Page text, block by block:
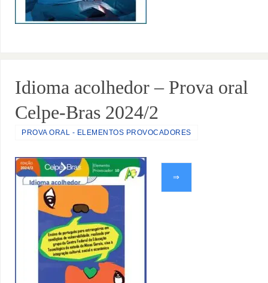
Idioma acolhedor – Prova oral
Celpe-Bras 2024/2
PROVA ORAL - ELEMENTOS PROVOCADORES
⇒